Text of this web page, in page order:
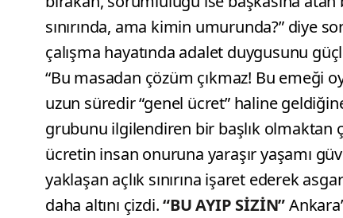
sınırında, ama kimin umurunda?” diye
çalışma hayatında adalet duygusunu
“Bu masadan çözüm çıkmaz! Bu emeği
uzun süredir “genel ücret” haline
grubunu ilgilendiren bir başlık olmaktan
ücretin insan onuruna yaraşır yaşamı
yaklaşan açlık sınırına işaret ederek
daha altını çizdi.“BU AYIP SİZİN”